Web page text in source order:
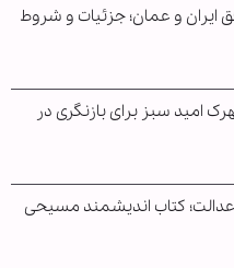
ایران و عمان؛ جزئیات و شروط
امید سبز برای بازنگری در
کتاب اندیشمند مسیحی